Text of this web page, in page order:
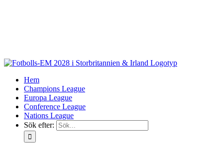
Hem
Champions League
Europa League
Conference League
Nations League
Sök efter: